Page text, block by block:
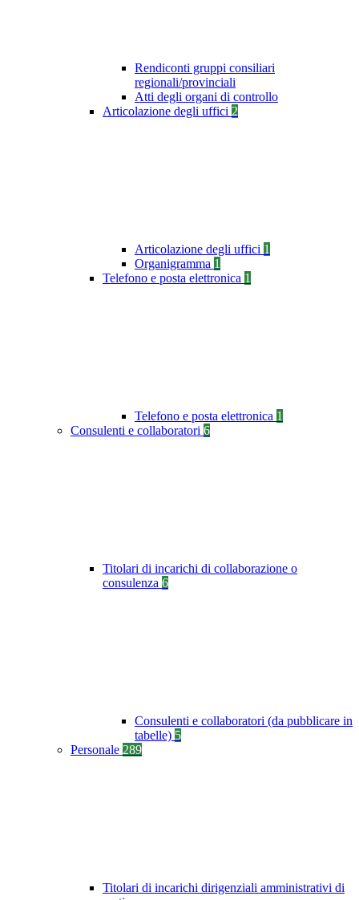
Rendiconti gruppi consiliari
regionali/provinciali
Atti degli organi di controllo
Articolazione degli uffici 2
Articolazione degli uffici 1
Organigramma 1
Telefono e posta elettronica 1
Telefono e posta elettronica 1
Consulenti e collaboratori 6
Titolari di incarichi di collaborazione o
consulenza 6
Consulenti e collaboratori (da pubblicare in
tabelle) 5
Personale 289
Titolari di incarichi dirigenziali amministrativi di